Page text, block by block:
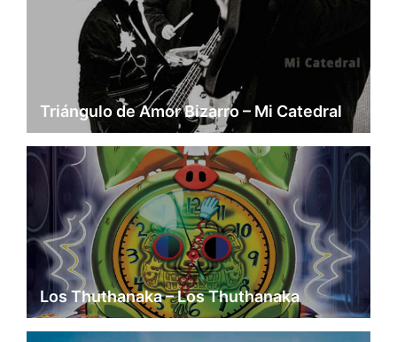
Triángulo de Amor Bizarro – Mi Catedral
Los Thuthanaka – Los Thuthanaka